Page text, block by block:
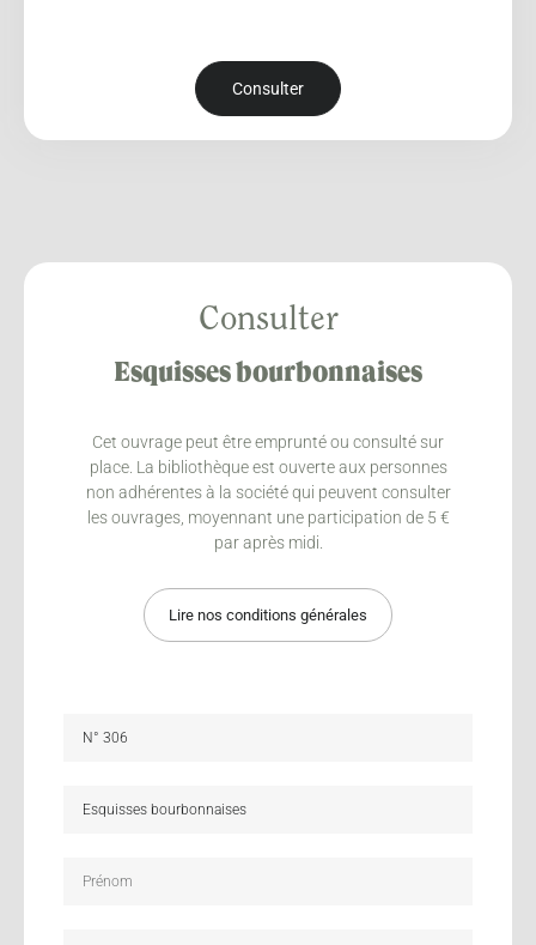
Consulter
Consulter
Esquisses bourbonnaises
Cet ouvrage peut être emprunté ou consulté sur
place. La bibliothèque est ouverte aux personnes
non adhérentes à la société qui peuvent consulter
les ouvrages, moyennant une participation de 5 €
par après midi.
Lire nos conditions générales